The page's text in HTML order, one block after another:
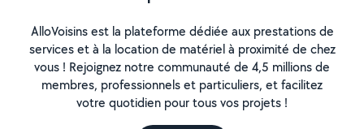
AlloVoisins est la plateforme dédiée aux prestations de
services et à la location de matériel à proximité de chez
vous ! Rejoignez notre communauté de 4,5 millions de
membres, professionnels et particuliers, et facilitez
votre quotidien pour tous vos projets !